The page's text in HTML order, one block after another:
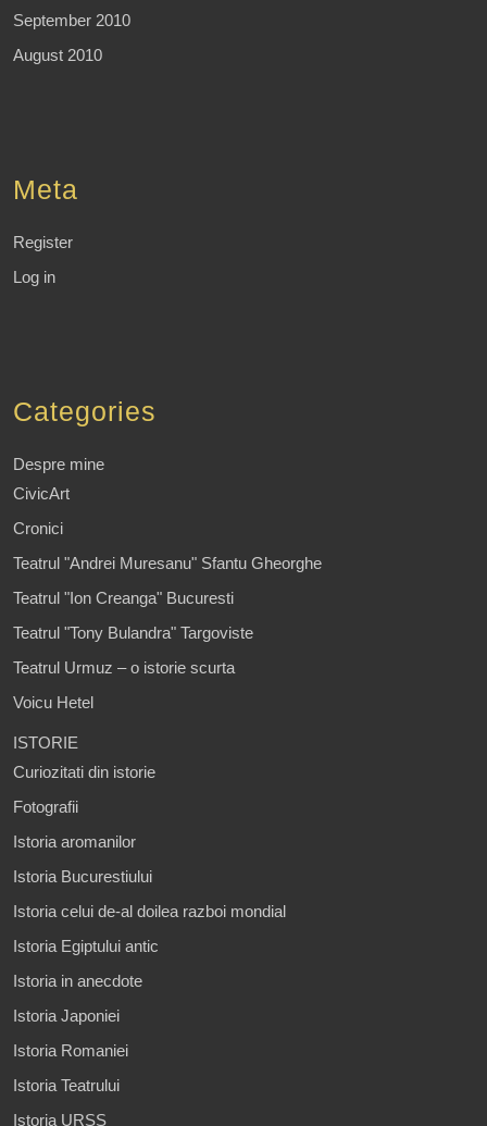
September 2010
August 2010
Meta
Register
Log in
Categories
Despre mine
CivicArt
Cronici
Teatrul "Andrei Muresanu" Sfantu Gheorghe
Teatrul "Ion Creanga" Bucuresti
Teatrul "Tony Bulandra" Targoviste
Teatrul Urmuz – o istorie scurta
Voicu Hetel
ISTORIE
Curiozitati din istorie
Fotografii
Istoria aromanilor
Istoria Bucurestiului
Istoria celui de-al doilea razboi mondial
Istoria Egiptului antic
Istoria in anecdote
Istoria Japoniei
Istoria Romaniei
Istoria Teatrului
Istoria URSS